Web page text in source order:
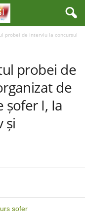
probei de interviu la concursul
probei de
de
șofer I, Ia
și
sofer